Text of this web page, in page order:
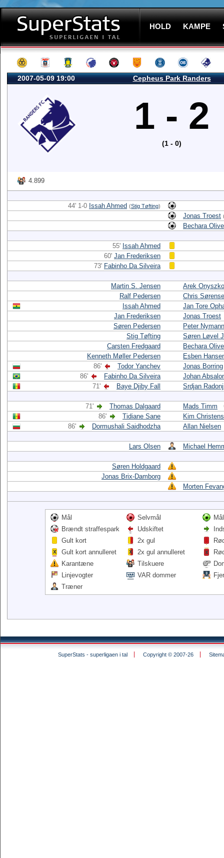
HOLD KAMPE
2007-05-09 19:00 Cepheus Park Randers
1 - 2
(1 - 0)
4.899
44' 1-0 Issah Ahmed (Stig Tøfting)
Jonas Troest
Bechara
55' Issah Ahmed
60' Jan Frederiksen
73' Fabinho Da Silveira
Martin S. Jensen
Arek Onyszko
Ralf Pedersen
Chris
Issah Ahmed
Jan Tore
Jan Frederiksen
Jonas Troest
Søren Pedersen
Peter Nymann
Stig Tøfting
Søren Løvel
Carsten Fredgaard
Bechara
Kenneth Møller Pedersen
Esben
86'
Todor Yanchev
Jonas Borring
86'
Fabinho Da Silveira
Johan
71'
Baye Djiby Fall Srdjan
71' Thomas Dalgaard Mads Timm
86'
Tidiane Sane
Kim
86'
Dormushali Saidhodzha Allan Nielsen
Lars Olsen Michael
Søren Holdgaard
Jonas Brix-Damborg
Morten
Mål Selvmål
Brændt straffespark
Udskiftet
Gult kort
2x gul
Gult kort annulleret
2x gul annulleret
Karantæne
Tilskuere
Linjevogter
VAR dommer
Træner
SuperStats - superligaen i tal Copyright © 2007-26